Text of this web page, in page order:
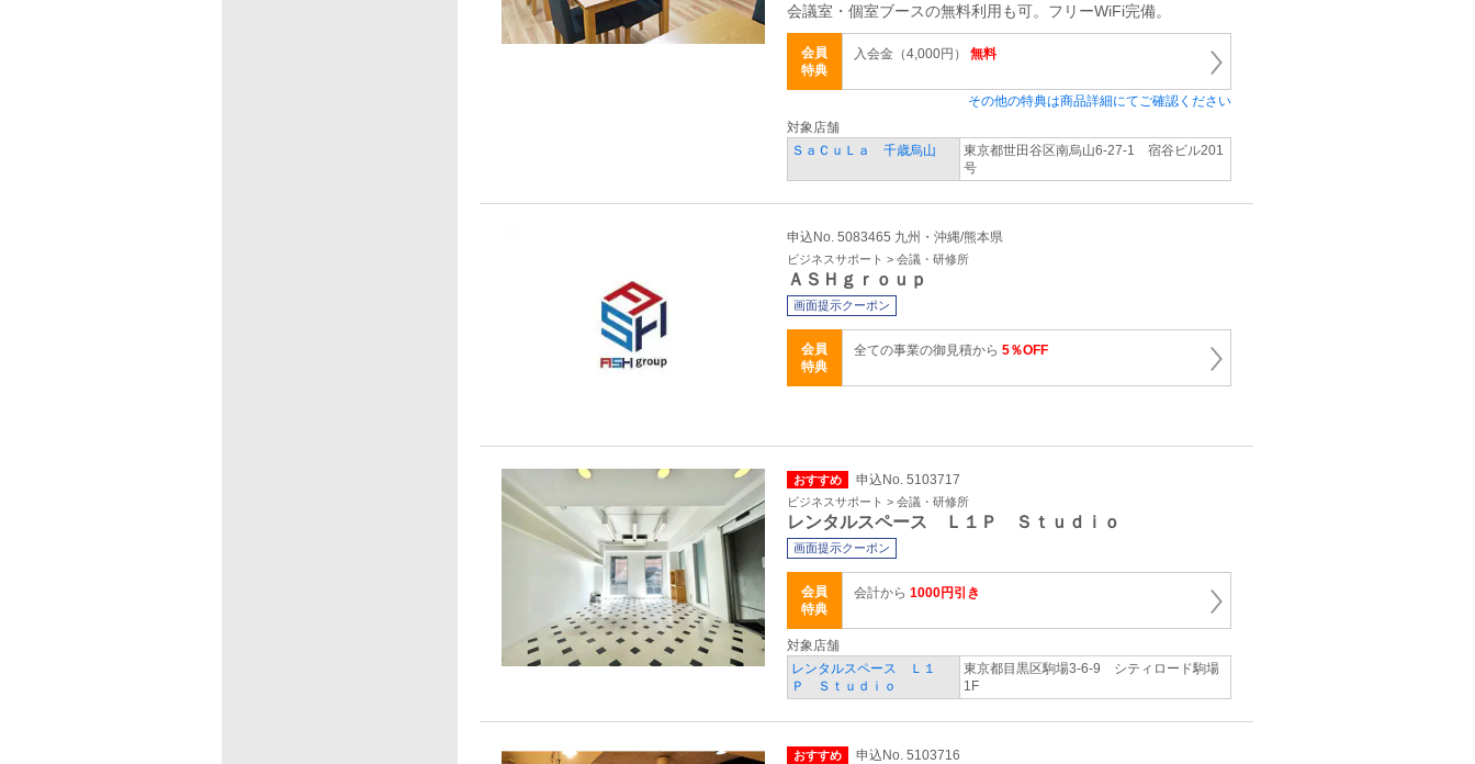
会議室・個室ブースの無料利用も可。フリーWiFi完備。
会員
特典
入会金（4,000円） 無料
その他の特典は商品詳細にてご確認ください
対象店舗
ＳａＣｕＬａ 千歳烏山
東京都世田谷区南烏山6-27-1 宿谷ビル201
号
申込No. 5083465 九州・沖縄/熊本県
ビジネスサポート > 会議・研修所
ＡＳＨｇｒｏｕｐ
画面提示クーポン
会員
特典
全ての事業の御見積から 5％OFF
おすすめ 申込No. 5103717
ビジネスサポート > 会議・研修所
レンタルスペース Ｌ１Ｐ Ｓｔｕｄｉｏ
画面提示クーポン
会員
特典
会計から 1000円引き
対象店舗
レンタルスペース Ｌ１
Ｐ Ｓｔｕｄｉｏ
東京都目黒区駒場3-6-9 シティロード駒場
1F
おすすめ 申込No. 5103716